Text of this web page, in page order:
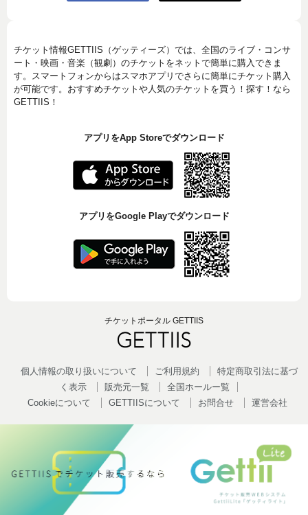
チケット情報GETTIIS（ゲッティーズ）では、全国のライブ・コンサ
ート・映画・音楽（観劇）のチケットをネットで簡単に購入できま
す。スマートフォンからはスマホアプリでさらに簡単にチケット購入
が可能です。おすすめチケットや人気のチケットを買う！探す！なら
GETTIIS！
アプリをApp Storeでダウンロード
アプリをGoogle Playでダウンロード
チケットポータル GETTIIS
個人情報の取り扱いについて ご利用規約
特定商取引法に基づ
く表示
販売元一覧
全国ホールー覧
Cookieについて
GETTIISについて お問合せ 運営会社